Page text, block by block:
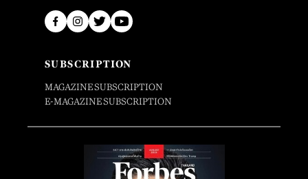
SUBSCRIPTION
MAGAZINE SUBSCRIPTION
E-MAGAZINE SUBSCRIPTION